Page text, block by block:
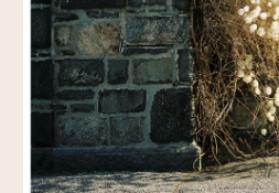
KOUICHI MORITA web site
森田剛一のウェブサイト
アクセス